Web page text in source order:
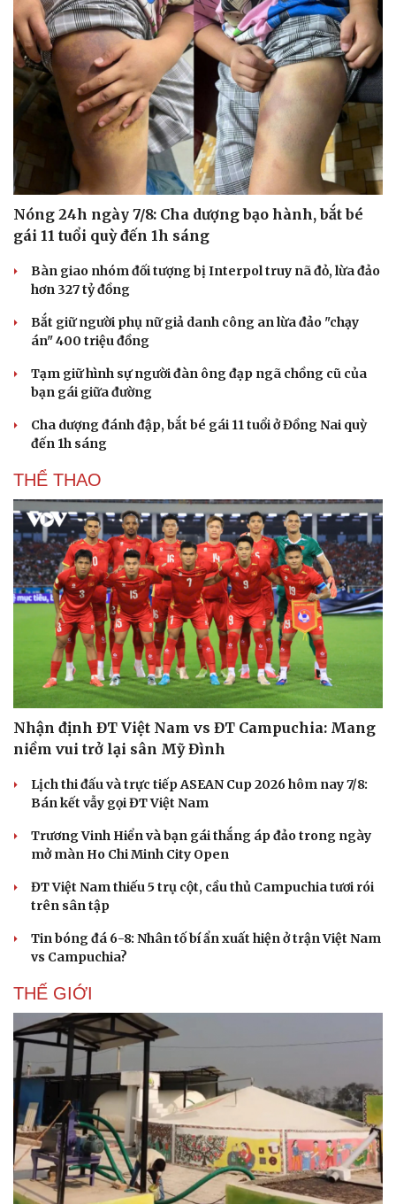
Văn hóa
Sân khấu - Điện ảnh
Văn học
Âm nhạc
Di sản
Nghệ sĩ
Thời trang
Sao Việt
Nóng 24h ngày 7/8: Cha dượng bạo hành, bắt bé
gái 11 tuổi quỳ đến 1h sáng
Bàn giao nhóm đối tượng bị Interpol truy nã đỏ, lừa đảo
hơn 327 tỷ đồng
Bắt giữ người phụ nữ giả danh công an lừa đảo "chạy
án" 400 triệu đồng
Tạm giữ hình sự người đàn ông đạp ngã chồng cũ của
bạn gái giữa đường
Cha dượng đánh đập, bắt bé gái 11 tuổi ở Đồng Nai quỳ
đến 1h sáng
THỂ THAO
Nhận định ĐT Việt Nam vs ĐT Campuchia: Mang
niềm vui trở lại sân Mỹ Đình
Lịch thi đấu và trực tiếp ASEAN Cup 2026 hôm nay 7/8:
Bán kết vẫy gọi ĐT Việt Nam
Trương Vinh Hiển và bạn gái thắng áp đảo trong ngày
mở màn Ho Chi Minh City Open
ĐT Việt Nam thiếu 5 trụ cột, cầu thủ Campuchia tươi rói
trên sân tập
Tin bóng đá 6-8: Nhân tố bí ẩn xuất hiện ở trận Việt Nam
vs Campuchia?
THẾ GIỚI